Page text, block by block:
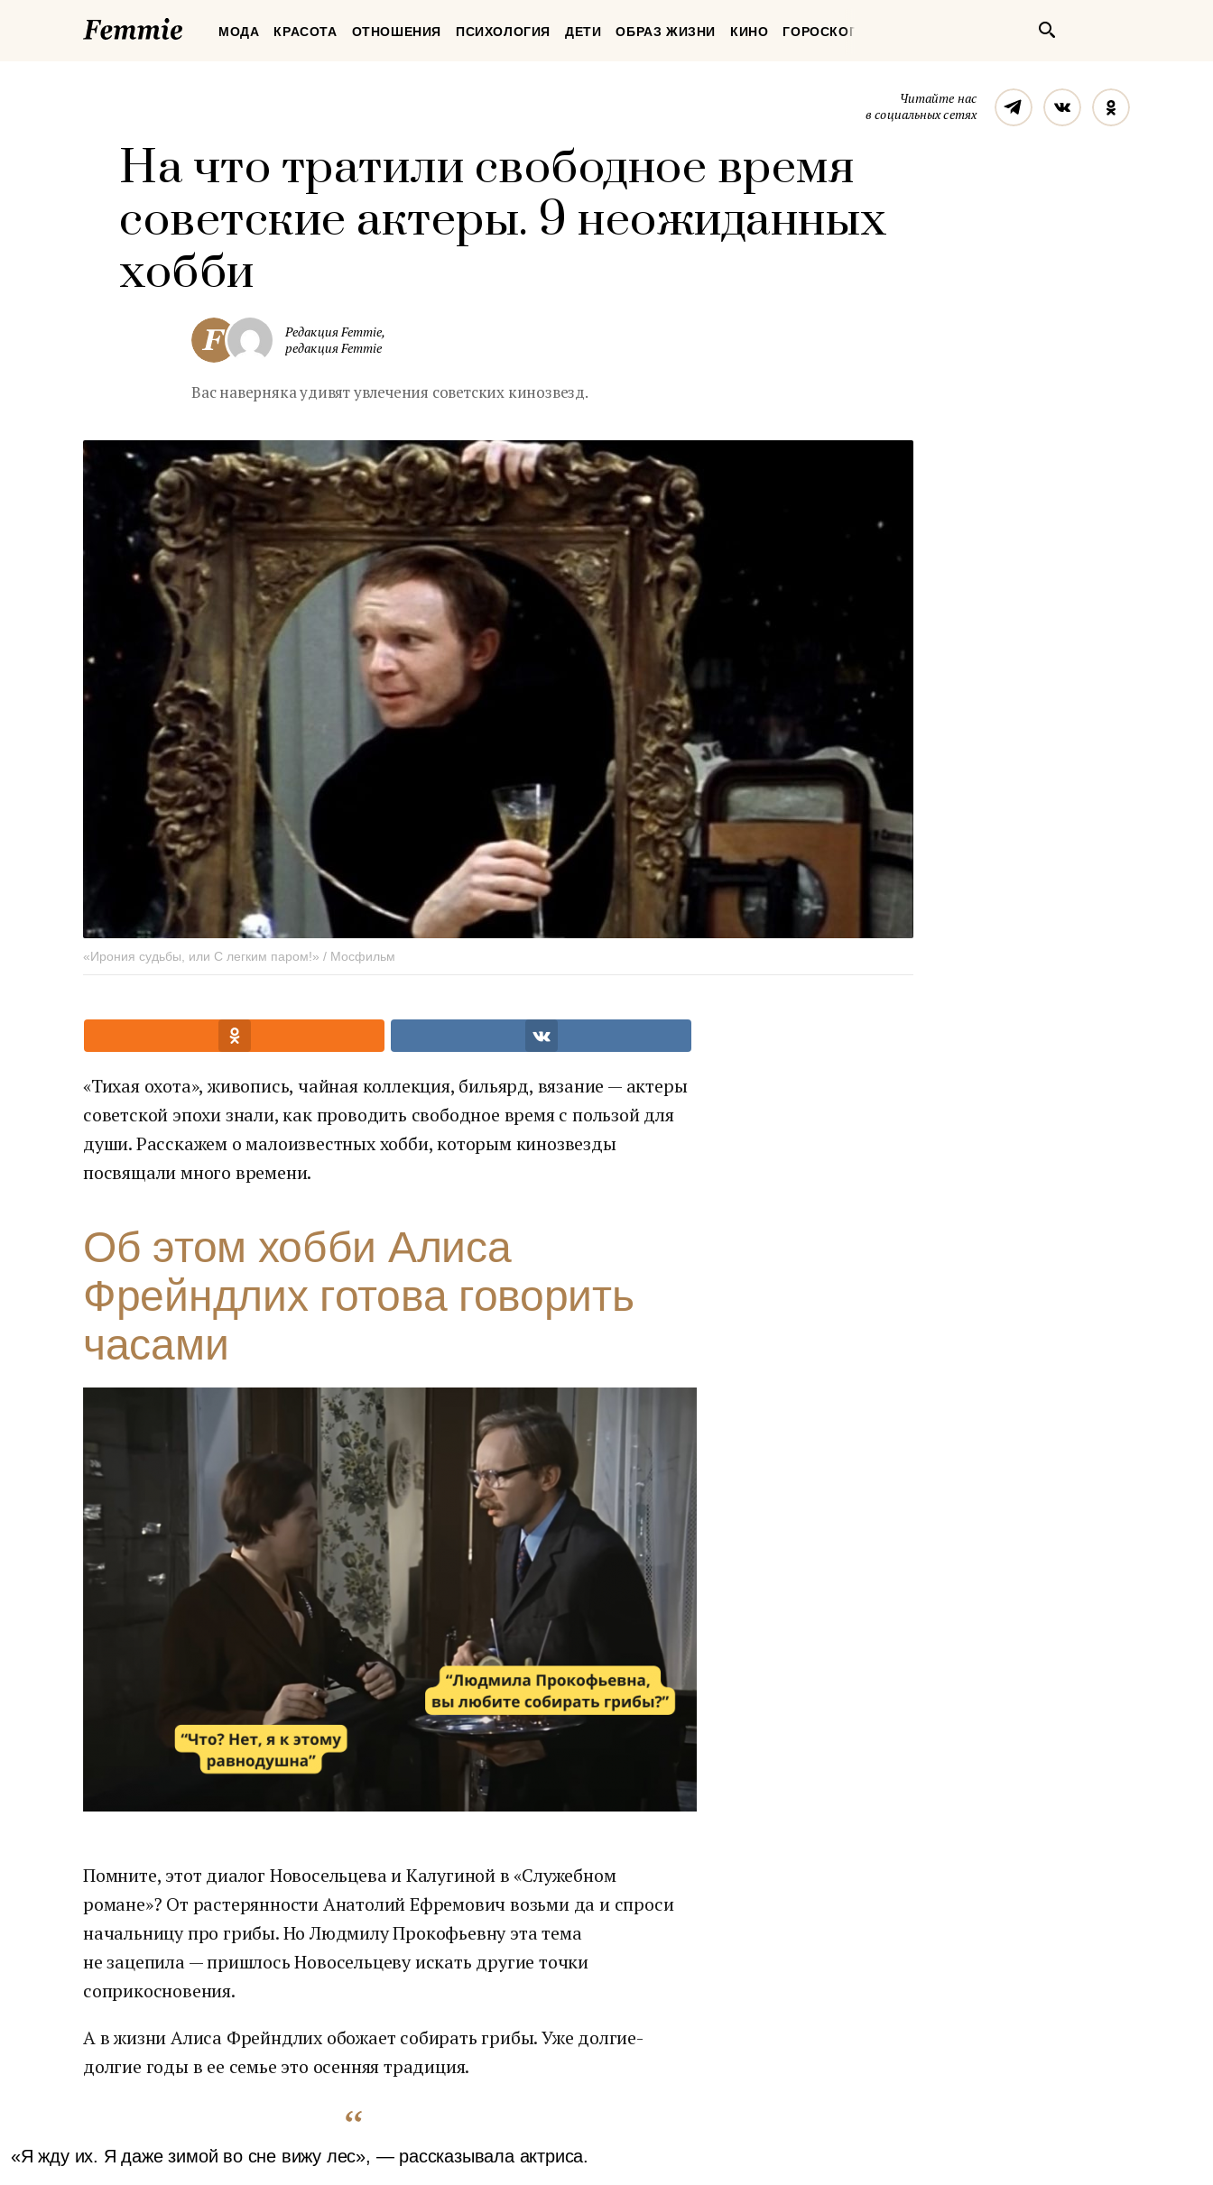
FemmieМОДА КРАСОТА ОТНОШЕНИЯ ПСИХОЛОГИЯ ДЕТИ ОБРАЗ ЖИЗНИ КИНО ГОРОСКОП
Читайте нас
в социальных сетях
ТелеграмВконтакте
На что тратили свободное время
советские актеры. 9 неожиданных
хобби
Редакция Femmie,
редакция Femmie
Вас наверняка удивят увлечения советских кинозвезд.
«Ирония судьбы, или С легким паром!» / Мосфильм
«Тихая охота», живопись, чайная коллекция, бильярд, вязание — актеры
советской эпохи знали, как проводить свободное время с пользой для
души. Расскажем о малоизвестных хобби, которым кинозвезды
посвящали много времени.
Об этом хобби Алиса
Фрейндлих готова говорить
часами
Помните, этот диалог Новосельцева и Калугиной в «Служебном
романе»? От растерянности Анатолий Ефремович возьми да и спроси
начальницу про грибы. Но Людмилу Прокофьевну эта тема
не зацепила — пришлось Новосельцеву искать другие точки
соприкосновения.
А в жизни Алиса Фрейндлих обожает собирать грибы. Уже долгие-
долгие годы в ее семье это осенняя традиция.
«Я жду их. Я даже зимой во сне вижу лес», — рассказывала актриса.